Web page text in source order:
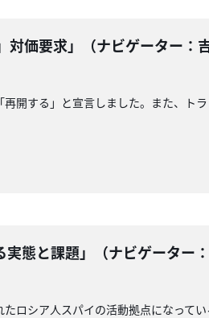
価要求」（ナビゲーター：
開する」と宣言しました。また、ト
実態と課題」（ナビゲーター
ロシア人スパイの活動拠点になって